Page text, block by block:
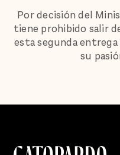
Por decisión del
tiene prohibido salir
esta segunda entrega
su